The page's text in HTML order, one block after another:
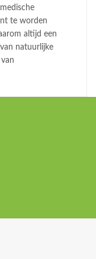
te worden
altijd een
natuurlijke